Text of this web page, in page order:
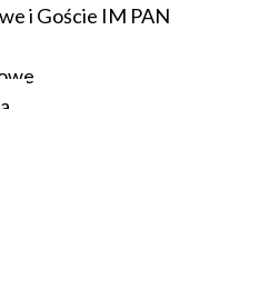
i Goście IM PAN